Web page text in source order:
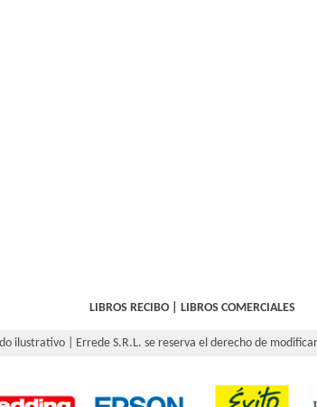
LIBROS RECIBO LIBROS COMERCIALES
ilustrativo | Errede S.R.L. se reserva el derecho de